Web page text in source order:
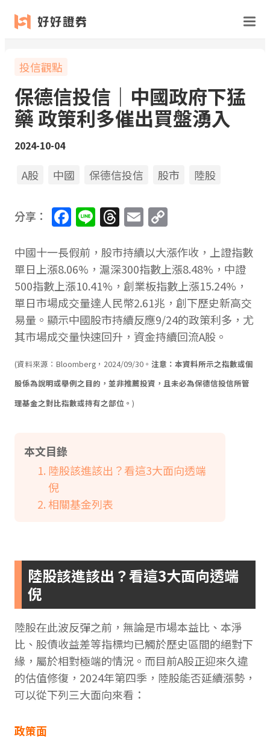
投信觀點
保德信投信｜中國政府下猛
藥 政策利多催出買盤湧入
2024-10-04
A股 中國 保德信投信 股市 陸股
分享： Facebook
LineThreads
Email
中國十一長假前，股市持續以大漲作收，上證指數
單日上漲8.06%，滬深300指數上漲8.48%，中證
500指數上漲10.41%，創業板指數上漲15.24%，
單日市場成交量達人民幣2.61兆，創下歷史新高交
易量。顯示中國股市持續反應9/24的政策利多，尤
其市場成交量快速回升，資金持續回流A股。
(資料來源：Bloomberg，2024/09/30。 注意：本資料所示之指數或個
股係為說明或舉例之目的，並非推薦投資，且未必為保德信投信所管
理基金之對比指數或持有之部位。 )
本文目錄
陸股該進該出？看這3大面向透端
倪
相關基金列表
陸股該進該出？看這3大面向透端
倪
陸股在此波反彈之前，無論是市場本益比、本淨
比、股債收益差等指標均已觸於歷史區間的絕對下
緣，屬於相對極端的情況。而目前A股正迎來久違
的估值修復，2024年第四季，陸股能否延續漲勢，
可以從下列三大面向來看：
政策面